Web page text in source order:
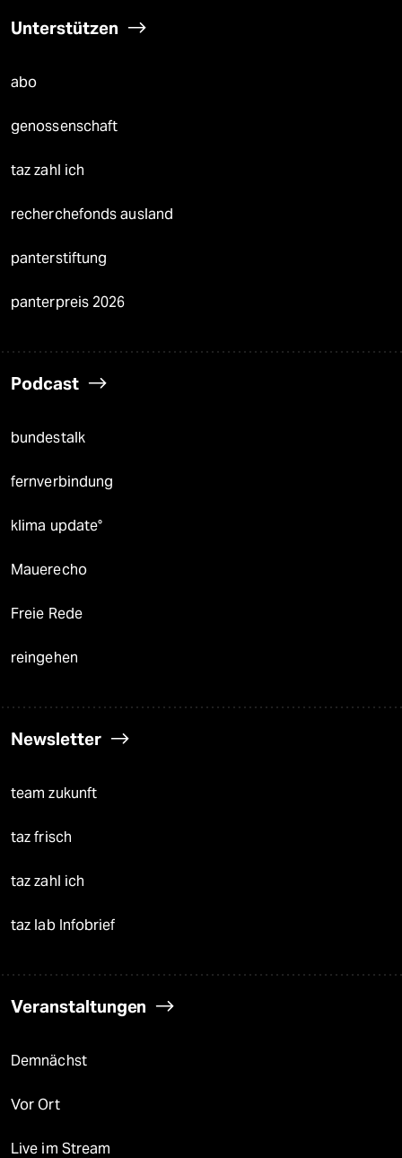
Unterstützen
abo
genossenschaft
taz zahl ich
recherchefonds ausland
panterstiftung
panterpreis 2026
Podcast
bundestalk
fernverbindung
klima update°
Mauerecho
Freie Rede
reingehen
Newsletter
team zukunft
taz frisch
taz zahl ich
taz lab Infobrief
Veranstaltungen
Demnächst
Vor Ort
Live im Stream